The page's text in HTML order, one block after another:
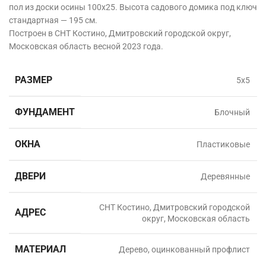
пол из доски осины 100х25. Высота садового домика под ключ
стандартная — 195 см.
Построен в СНТ Костино, Дмитровский городской округ,
Московская область весной 2023 года.
РАЗМЕР 5х5
ФУНДАМЕНТ Блочный
ОКНА Пластиковые
ДВЕРИ Деревянные
АДРЕС
СНТ Костино, Дмитровский городской
округ, Московская область
МАТЕРИАЛ Дерево, оцинкованный профлист